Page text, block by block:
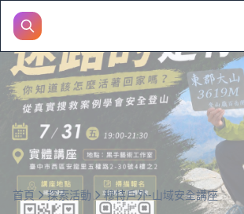
首頁 探索活動 穆特戶外-山域安全講座